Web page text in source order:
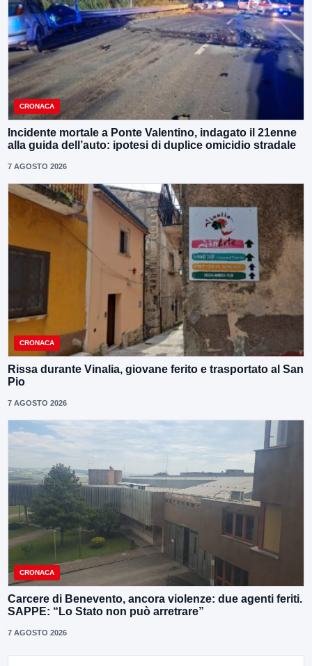
CRONACA
Incidente mortale a Ponte Valentino, indagato il 21enne
alla guida dell’auto: ipotesi di duplice omicidio stradale
7 AGOSTO 2026
CRONACA
Rissa durante Vinalia, giovane ferito e trasportato al San
Pio
7 AGOSTO 2026
CRONACA
Carcere di Benevento, ancora violenze: due agenti feriti.
SAPPE: “Lo Stato non può arretrare”
7 AGOSTO 2026